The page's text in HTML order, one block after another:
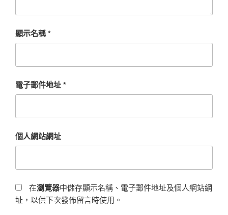
顯示名稱*
電子郵件地址*
個人網站網址
在瀏覽器中儲存顯示名稱、電子郵件地址及個人網站網
址，以供下次發佈留言時使用。